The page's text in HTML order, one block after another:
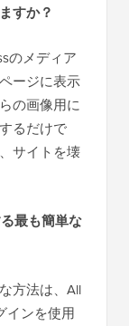
すか？
のメディア
ージに表示
の画像用に
るだけで
サイトを壊
最も簡単な
方法は、All
インを使用